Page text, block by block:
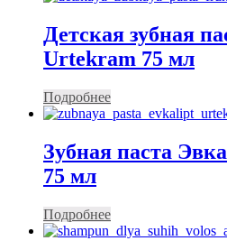
Детская зубная
Urtekram 75 мл
Подробнее
Зубная паста
75 мл
Подробнее